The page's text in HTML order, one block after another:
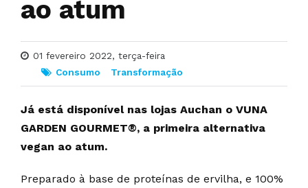
ao atum
01 fevereiro 2022, terça-feira
Consumo
Transformação
Já está disponível nas lojas Auchan o VUNA
GARDEN GOURMET®, a primeira alternativa
vegan ao atum.
Preparado à base de proteínas de ervilha, e 100%